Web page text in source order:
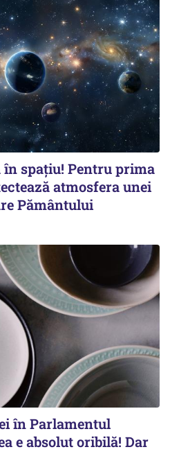
spațiu! Pentru prima
atmosfera unei
Pământului
în Parlamentul
e absolut oribilă! Dar